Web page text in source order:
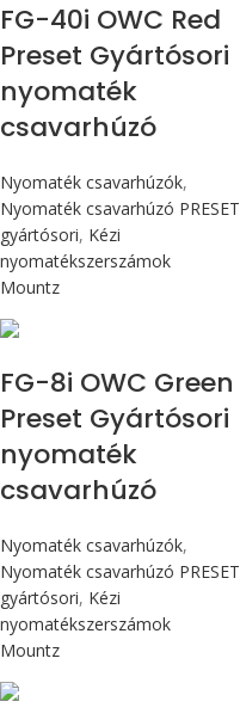
FG-40i OWC Red
Preset Gyártósori
nyomaték
csavarhúzó
Nyomaték csavarhúzók,
Nyomaték csavarhúzó PRESET
gyártósori, Kézi
nyomatékszerszámok
Mountz
FG-8i OWC Green
Preset Gyártósori
nyomaték
csavarhúzó
Nyomaték csavarhúzók,
Nyomaték csavarhúzó PRESET
gyártósori, Kézi
nyomatékszerszámok
Mountz